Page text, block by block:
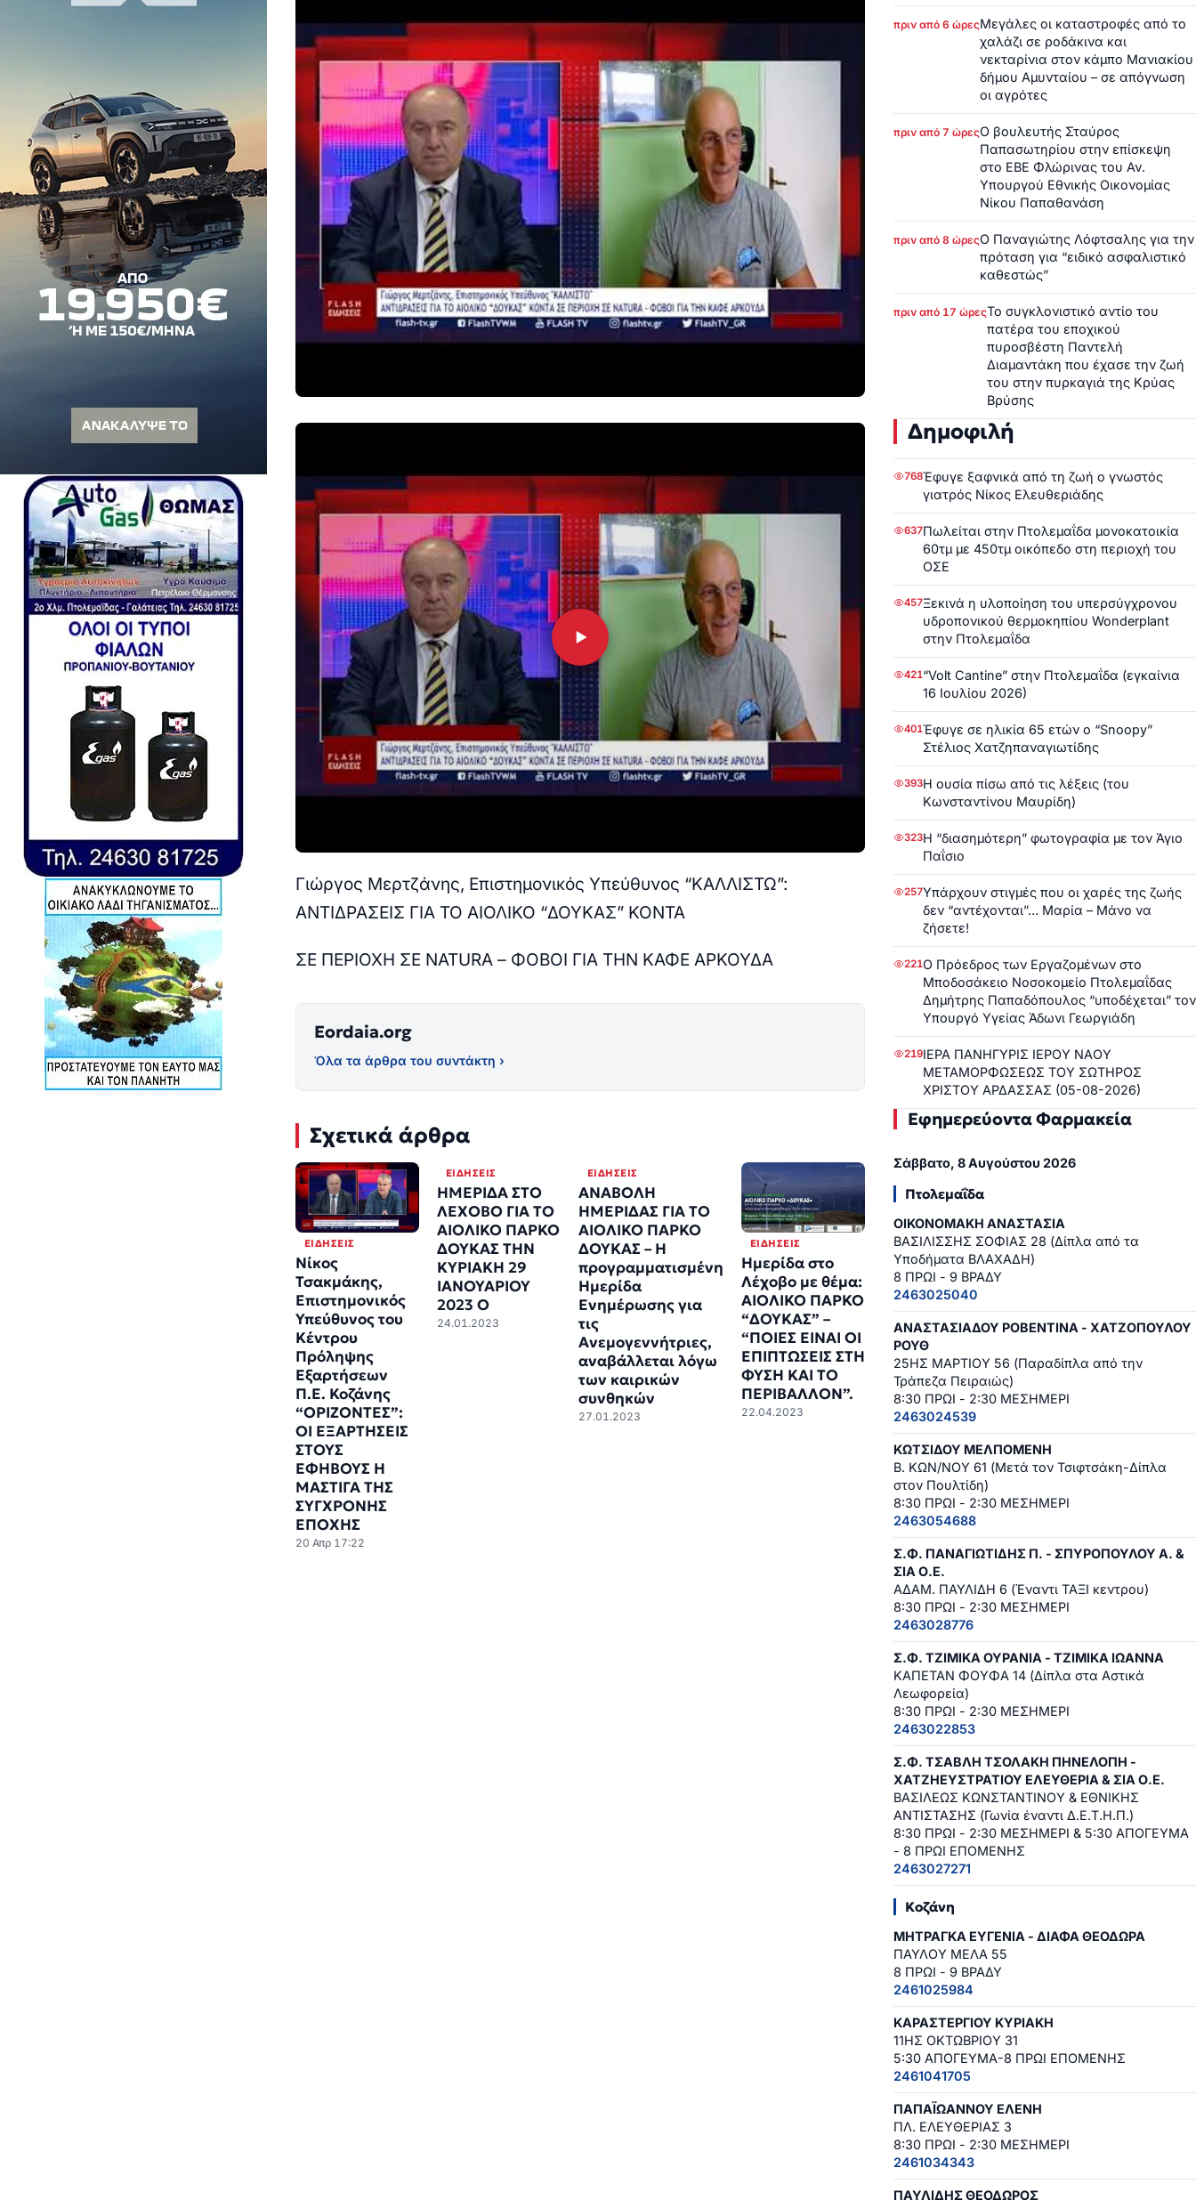
Γιώργος Μερτζάνης, Επιστημονικός Υπεύθυνος “ΚΑΛΛΙΣΤΩ”:
ΑΝΤΙΔΡΑΣΕΙΣ ΓΙΑ ΤΟ ΑΙΟΛΙΚΟ “ΔΟΥΚΑΣ” ΚΟΝΤΑ
ΣΕ ΠΕΡΙΟΧΗ ΣΕ NATURA – ΦΟΒΟΙ ΓΙΑ ΤΗΝ ΚΑΦΕ ΑΡΚΟΥΔΑ
Eordaia.org
Όλα τα άρθρα του συντάκτη ›
Σχετικά άρθρα
ΕΙΔΉΣΕΙΣ
Νίκος
Τσακμάκης,
Επιστημονικός
Υπεύθυνος του
Κέντρου
Πρόληψης
Εξαρτήσεων
Π.Ε. Κοζάνης
“ΟΡΙΖΟΝΤΕΣ”:
ΟΙ ΕΞΑΡΤΗΣΕΙΣ
ΣΤΟΥΣ
ΕΦΗΒΟΥΣ Η
ΜΑΣΤΙΓΑ ΤΗΣ
ΣΥΓΧΡΟΝΗΣ
ΕΠΟΧΗΣ
20 Απρ 17:22
ΕΙΔΉΣΕΙΣ
ΗΜΕΡΙΔΑ ΣΤΟ
ΛΕΧΟΒΟ ΓΙΑ ΤΟ
ΑΙΟΛΙΚΟ ΠΑΡΚΟ
ΔΟΥΚΑΣ ΤΗΝ
ΚΥΡΙΑΚΗ 29
ΙΑΝΟΥΑΡΙΟΥ
2023 Ο
24.01.2023
ΕΙΔΉΣΕΙΣ
ΑΝΑΒΟΛΗ
ΗΜΕΡΙΔΑΣ ΓΙΑ ΤΟ
ΑΙΟΛΙΚΟ ΠΑΡΚΟ
ΔΟΥΚΑΣ – Η
προγραμματισμένη
Ημερίδα
Ενημέρωσης για
τις
Ανεμογεννήτριες,
αναβάλλεται λόγω
των καιρικών
συνθηκών
27.01.2023
ΕΙΔΉΣΕΙΣ
Ημερίδα στο
Λέχοβο με θέμα:
ΑΙΟΛΙΚΟ ΠΑΡΚΟ
“ΔΟΥΚΑΣ” –
“ΠΟΙΕΣ ΕΙΝΑΙ ΟΙ
ΕΠΙΠΤΩΣΕΙΣ ΣΤΗ
ΦΥΣΗ ΚΑΙ ΤΟ
ΠΕΡΙΒΑΛΛΟΝ”.
22.04.2023
πριν από 6 ώρεςΜεγάλες οι καταστροφές από το
χαλάζι σε ροδάκινα και
νεκταρίνια στον κάμπο Μανιακίου
δήμου Αμυνταίου – σε απόγνωση
οι αγρότες
πριν από 7 ώρεςΟ βουλευτής Σταύρος
Παπασωτηρίου στην επίσκεψη
στο ΕΒΕ Φλώρινας του Αν.
Υπουργού Εθνικής Οικονομίας
Νίκου Παπαθανάση
πριν από 8 ώρεςΟ Παναγιώτης Λόφτσαλης για την
πρόταση για “ειδικό ασφαλιστικό
καθεστώς”
πριν από 17 ώρεςΤο συγκλονιστικό αντίο του
πατέρα του εποχικού
πυροσβέστη Παντελή
Διαμαντάκη που έχασε την ζωή
του στην πυρκαγιά της Κρύας
Βρύσης
Δημοφιλή
768Έφυγε ξαφνικά από τη ζωή ο γνωστός
γιατρός Νίκος Ελευθεριάδης
637Πωλείται στην Πτολεμαΐδα μονοκατοικία
60τμ με 450τμ οικόπεδο στη περιοχή του
ΟΣΕ
457Ξεκινά η υλοποίηση του υπερσύγχρονου
υδροπονικού θερμοκηπίου Wonderplant
στην Πτολεμαΐδα
421“Volt Cantine” στην Πτολεμαΐδα (εγκαίνια
16 Ιουλίου 2026)
401Έφυγε σε ηλικία 65 ετών ο “Snoopy”
Στέλιος Χατζηπαναγιωτίδης
393Η ουσία πίσω από τις λέξεις (του
Κωνσταντίνου Μαυρίδη)
323Η “διασημότερη” φωτογραφία με τον Άγιο
Παΐσιο
257Υπάρχουν στιγμές που οι χαρές της ζωής
δεν “αντέχονται”… Μαρία – Μάνο να
ζήσετε!
221Ο Πρόεδρος των Εργαζομένων στο
Μποδοσάκειο Νοσοκομείο Πτολεμαΐδας
Δημήτρης Παπαδόπουλος “υποδέχεται” τον
Υπουργό Υγείας Άδωνι Γεωργιάδη
219ΙΕΡΑ ΠΑΝΗΓΥΡΙΣ ΙΕΡΟΥ ΝΑΟΥ
ΜΕΤΑΜΟΡΦΩΣΕΩΣ ΤΟΥ ΣΩΤΗΡΟΣ
ΧΡΙΣΤΟΥ ΑΡΔΑΣΣΑΣ (05-08-2026)
Εφημερεύοντα Φαρμακεία
Σάββατο, 8 Αυγούστου 2026
Πτολεμαΐδα
ΟΙΚΟΝΟΜΑΚΗ ΑΝΑΣΤΑΣΙΑ
ΒΑΣΙΛΙΣΣΗΣ ΣΟΦΙΑΣ 28 (Δίπλα από τα
Υποδήματα ΒΛΑΧΑΔΗ)
8 ΠΡΩΙ - 9 ΒΡΑΔΥ
2463025040
ΑΝΑΣΤΑΣΙΑΔΟΥ ΡΟΒΕΝΤΙΝΑ - ΧΑΤΖΟΠΟΥΛΟΥ
ΡΟΥΘ
25ΗΣ ΜΑΡΤΙΟΥ 56 (Παραδίπλα από την
Τράπεζα Πειραιώς)
8:30 ΠΡΩΙ - 2:30 ΜΕΣΗΜΕΡΙ
2463024539
ΚΩΤΣΙΔΟΥ ΜΕΛΠΟΜΕΝΗ
Β. ΚΩΝ/ΝΟΥ 61 (Μετά τον Τσιφτσάκη-Δίπλα
στον Πουλτίδη)
8:30 ΠΡΩΙ - 2:30 ΜΕΣΗΜΕΡΙ
2463054688
Σ.Φ. ΠΑΝΑΓΙΩΤΙΔΗΣ Π. - ΣΠΥΡΟΠΟΥΛΟΥ Α. &
ΣΙΑ Ο.Ε.
ΑΔΑΜ. ΠΑΥΛΙΔΗ 6 (Έναντι ΤΑΞΙ κεντρου)
8:30 ΠΡΩΙ - 2:30 ΜΕΣΗΜΕΡΙ
2463028776
Σ.Φ. ΤΖΙΜΙΚΑ ΟΥΡΑΝΙΑ - ΤΖΙΜΙΚΑ ΙΩΑΝΝΑ
ΚΑΠΕΤΑΝ ΦΟΥΦΑ 14 (Δίπλα στα Αστικά
Λεωφορεία)
8:30 ΠΡΩΙ - 2:30 ΜΕΣΗΜΕΡΙ
2463022853
Σ.Φ. ΤΣΑΒΛΗ ΤΣΟΛΑΚΗ ΠΗΝΕΛΟΠΗ -
ΧΑΤΖΗΕΥΣΤΡΑΤΙΟΥ ΕΛΕΥΘΕΡΙΑ & ΣΙΑ Ο.Ε.
ΒΑΣΙΛΕΩΣ ΚΩΝΣΤΑΝΤΙΝΟΥ & ΕΘΝΙΚΗΣ
ΑΝΤΙΣΤΑΣΗΣ (Γωνία έναντι Δ.Ε.Τ.Η.Π.)
8:30 ΠΡΩΙ - 2:30 ΜΕΣΗΜΕΡΙ & 5:30 ΑΠΟΓΕΥΜΑ
- 8 ΠΡΩΙ ΕΠΟΜΕΝΗΣ
2463027271
Κοζάνη
ΜΗΤΡΑΓΚΑ ΕΥΓΕΝΙΑ - ΔΙΑΦΑ ΘΕΟΔΩΡΑ
ΠΑΥΛΟΥ ΜΕΛΑ 55
8 ΠΡΩΙ - 9 ΒΡΑΔΥ
2461025984
ΚΑΡΑΣΤΕΡΓΙΟΥ ΚΥΡΙΑΚΗ
11ΗΣ ΟΚΤΩΒΡΙΟΥ 31
5:30 ΑΠΟΓΕΥΜΑ-8 ΠΡΩΙ ΕΠΟΜΕΝΗΣ
2461041705
ΠΑΠΑΪΩΑΝΝΟΥ ΕΛΕΝΗ
ΠΛ. ΕΛΕΥΘΕΡΙΑΣ 3
8:30 ΠΡΩΙ - 2:30 ΜΕΣΗΜΕΡΙ
2461034343
ΠΑΥΛΙΔΗΣ ΘΕΟΔΩΡΟΣ